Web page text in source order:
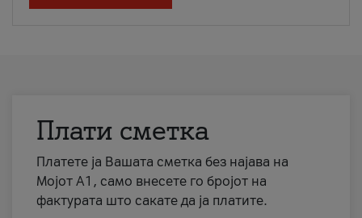
Плати сметка
Платете ја Вашата сметка без најава на
Мојот А1, само внесете го бројот на
фактурата што сакате да ја платите.